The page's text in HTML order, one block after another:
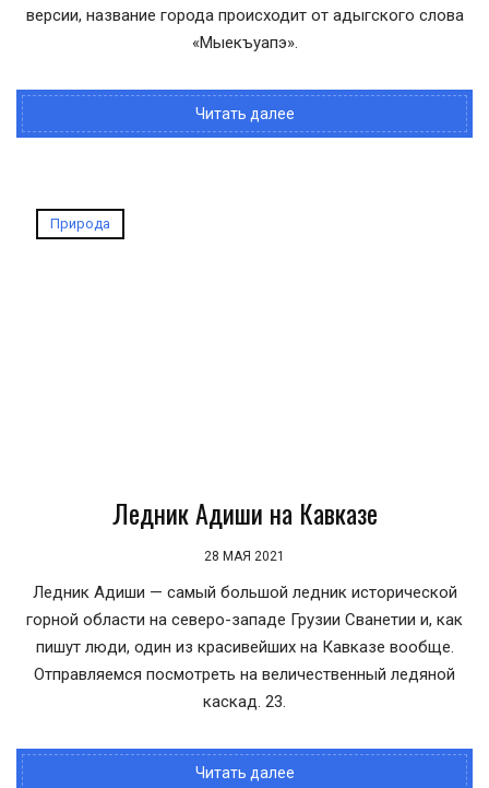
версии, название города происходит от адыгского слова
«Мыекъуапэ».
Читать далее
Природа
Ледник Адиши на Кавказе
28 МАЯ 2021
Ледник Адиши — самый большой ледник исторической
горной области на северо-западе Грузии Сванетии и, как
пишут люди, один из красивейших на Кавказе вообще.
Отправляемся посмотреть на величественный ледяной
каскад. 23.
Читать далее